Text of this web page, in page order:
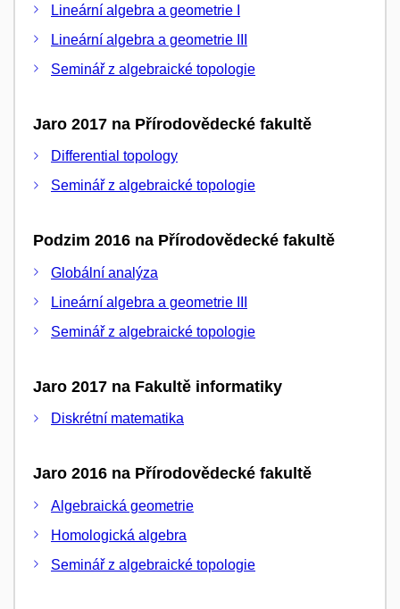
Lineární algebra a geometrie I
Lineární algebra a geometrie III
Seminář z algebraické topologie
Jaro 2017 na Přírodovědecké fakultě
Differential topology
Seminář z algebraické topologie
Podzim 2016 na Přírodovědecké fakultě
Globální analýza
Lineární algebra a geometrie III
Seminář z algebraické topologie
Jaro 2017 na Fakultě informatiky
Diskrétní matematika
Jaro 2016 na Přírodovědecké fakultě
Algebraická geometrie
Homologická algebra
Seminář z algebraické topologie